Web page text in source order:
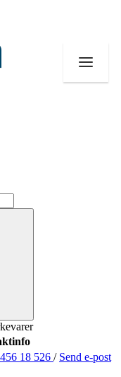
456 18 526 / Send e-post